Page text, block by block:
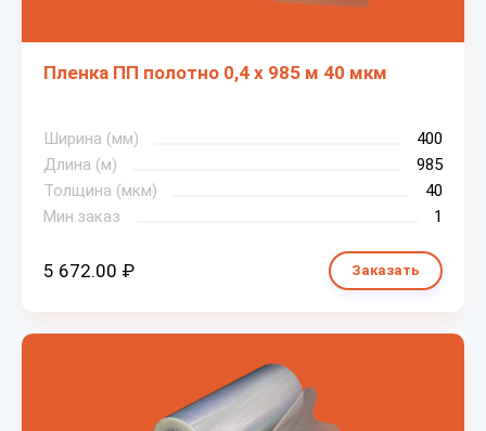
Пленка ПП полотно 0,4 х 985 м 40 мкм
Ширина (мм)
400
Длина (м)
985
Толщина (мкм)
40
Мин.заказ
1
5 672.00 ₽ Заказать